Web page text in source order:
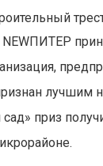
лучшим
сад» приз